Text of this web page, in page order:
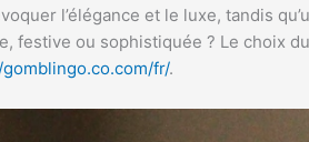
l’élégance et le luxe, tandis
festive ou sophistiquée ? Le choix
fr/.